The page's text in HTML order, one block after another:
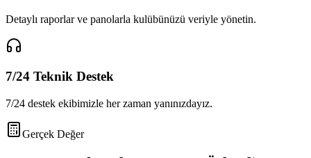
Detaylı raporlar ve panolarla kulübünüzü veriyle yönetin.
7/24 Teknik Destek
7/24 destek ekibimizle her zaman yanınızdayız.
Gerçek Değer